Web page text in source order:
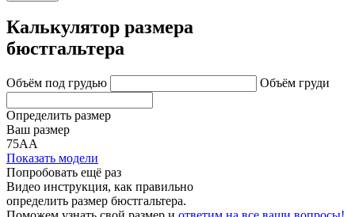
Калькулятор размера
бюстгальтера
Объём под грудью Объём груди
Определить размер
Ваш размер
75АА
Показать модели
Попробовать ещё раз
Видео инструкция, как правильно
определить размер бюстгальтера.